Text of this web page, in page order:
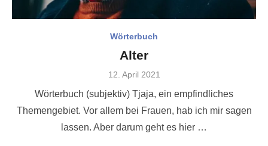
Wörterbuch
Alter
Veröffentlicht
12. April 2021
Wörterbuch (subjektiv) Tjaja, ein empfindliches
Themengebiet. Vor allem bei Frauen, hab ich mir sagen
lassen. Aber darum geht es hier …